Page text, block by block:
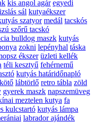
kis angol agár egyedi
sál kutyaékszer
szatyor medál tacskós
szőrű tacskó
bulldog maszk kutyás
zokni lepényhal táska
ékszer üzleti kellék
téli kesztyű fehérnemű
kutyás határidőnapló
lábtörlő retro tábla zöld
gyerek maszk napszemüveg
meztelen kutya fa
kulcstartó kutyás lámpa
labrador ajándék